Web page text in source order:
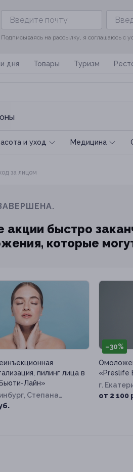
Подписываясь на рассылку, я соглашаюсь с
дня Товары Туризм
и уход Медицина
за лицом
быстро
которые
пилинг лица в
Лайн»
Степана
д. 2
–30%
«Preslife
г.
от 2 100